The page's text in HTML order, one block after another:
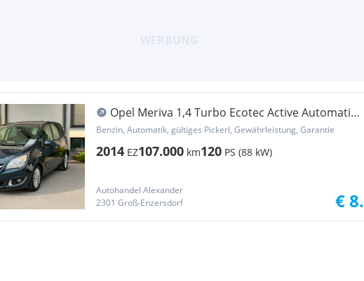
Opel Meriva 1,4 Turbo Ecotec Active Automatik
Anhäng...
Benzin, Automatik, gültiges Pickerl, Gewährleistung, Garantie
2014 EZ107.000 km120 PS (88 kW)
Autohandel Alexander
2301 Groß-Enzersdorf
€